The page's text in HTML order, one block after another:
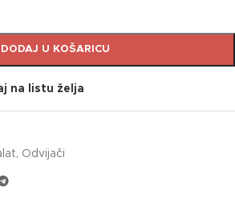
DODAJ U KOŠARICU
na listu želja
, Odvijači